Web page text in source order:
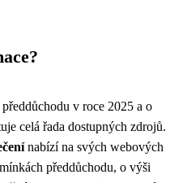
v roce 2025 a o
celá řada dostupných zdrojů.
nabízí na svých webových
předdůchodu, o výši